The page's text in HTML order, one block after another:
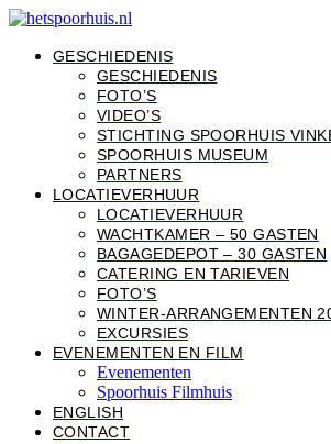
GESCHIEDENIS
GESCHIEDENIS
FOTO’S
VIDEO’S
STICHTING SPOORHUIS
SPOORHUIS MUSEUM
PARTNERS
LOCATIEVERHUUR
LOCATIEVERHUUR
WACHTKAMER – 50 GASTEN
BAGAGEDEPOT – 30 GASTEN
CATERING EN TARIEVEN
FOTO’S
WINTER-ARRANGEMENTEN
EXCURSIES
EVENEMENTEN EN FILM
Evenementen
Spoorhuis Filmhuis
ENGLISH
CONTACT